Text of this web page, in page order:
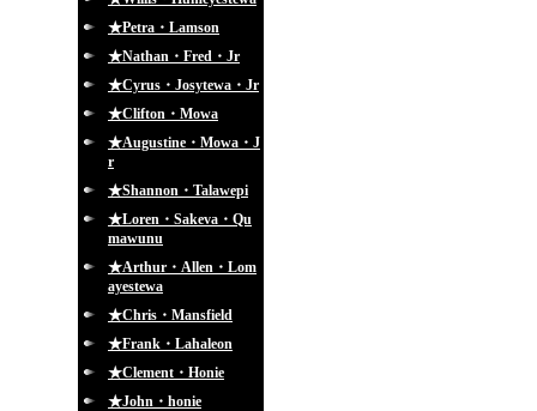
★Petra・Lamson
★Nathan・Fred・Jr
★Cyrus・Josytewa・Jr
★Clifton・Mowa
★Augustine・Mowa・J
r
★Shannon・Talawepi
★Loren・Sakeva・Qu
mawunu
★Arthur・Allen・Lom
ayestewa
★Chris・Mansfield
★Frank・Lahaleon
★Clement・Honie
★John・honie